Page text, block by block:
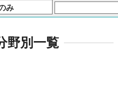
野別一覧